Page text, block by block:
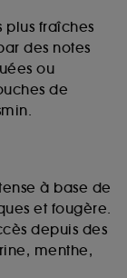
plus fraîches
des notes
ou
de
à base de
et fougère.
depuis des
menthe,